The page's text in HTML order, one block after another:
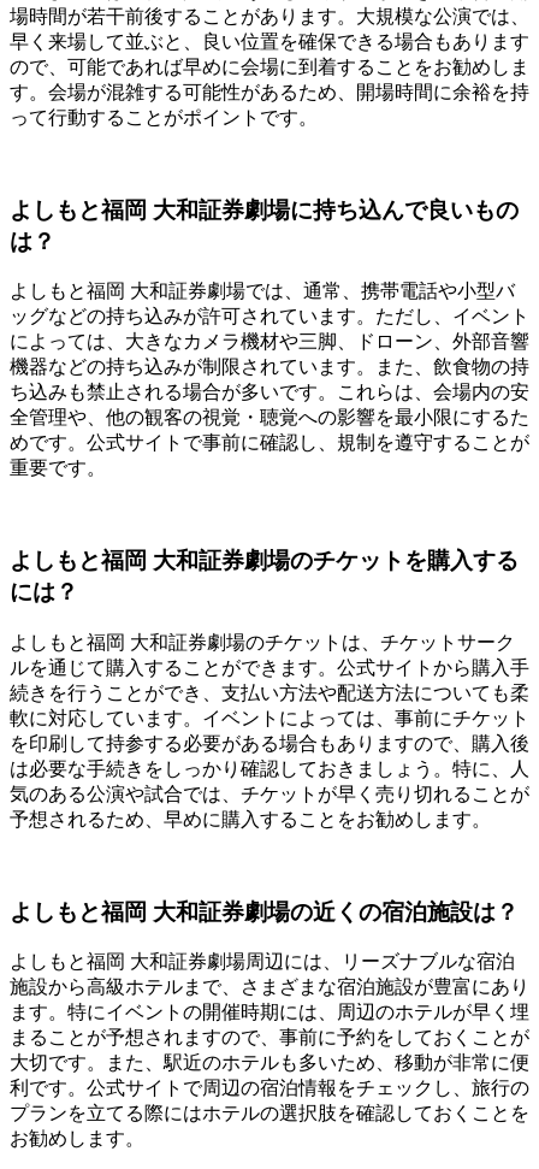
場時間が若干前後することがあります。大規模な公演では、
早く来場して並ぶと、良い位置を確保できる場合もあります
ので、可能であれば早めに会場に到着することをお勧めしま
す。会場が混雑する可能性があるため、開場時間に余裕を持
って行動することがポイントです。
よしもと福岡 大和証券劇場に持ち込んで良いもの
は？
よしもと福岡 大和証券劇場では、通常、携帯電話や小型バ
ッグなどの持ち込みが許可されています。ただし、イベント
によっては、大きなカメラ機材や三脚、ドローン、外部音響
機器などの持ち込みが制限されています。また、飲食物の持
ち込みも禁止される場合が多いです。これらは、会場内の安
全管理や、他の観客の視覚・聴覚への影響を最小限にするた
めです。公式サイトで事前に確認し、規制を遵守することが
重要です。
よしもと福岡 大和証券劇場のチケットを購入する
には？
よしもと福岡 大和証券劇場のチケットは、チケットサーク
ルを通じて購入することができます。公式サイトから購入手
続きを行うことができ、支払い方法や配送方法についても柔
軟に対応しています。イベントによっては、事前にチケット
を印刷して持参する必要がある場合もありますので、購入後
は必要な手続きをしっかり確認しておきましょう。特に、人
気のある公演や試合では、チケットが早く売り切れることが
予想されるため、早めに購入することをお勧めします。
よしもと福岡 大和証券劇場の近くの宿泊施設は？
よしもと福岡 大和証券劇場周辺には、リーズナブルな宿泊
施設から高級ホテルまで、さまざまな宿泊施設が豊富にあり
ます。特にイベントの開催時期には、周辺のホテルが早く埋
まることが予想されますので、事前に予約をしておくことが
大切です。また、駅近のホテルも多いため、移動が非常に便
利です。公式サイトで周辺の宿泊情報をチェックし、旅行の
プランを立てる際にはホテルの選択肢を確認しておくことを
お勧めします。